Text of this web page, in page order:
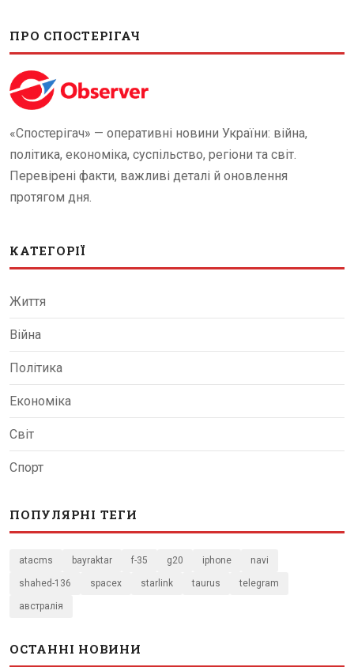
ПРО СПОСТЕРІГАЧ
«Спостерігач» — оперативні новини України: війна,
політика, економіка, суспільство, регіони та світ.
Перевірені факти, важливі деталі й оновлення
протягом дня.
КАТЕГОРІЇ
Життя
Війна
Політика
Економіка
Світ
Спорт
ПОПУЛЯРНІ ТЕГИ
atacms bayraktar f-35 g20 iphone navi
shahed-136 spacex starlink taurus telegram
австралія
ОСТАННІ НОВИНИ